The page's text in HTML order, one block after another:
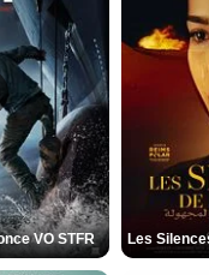
VO STFR